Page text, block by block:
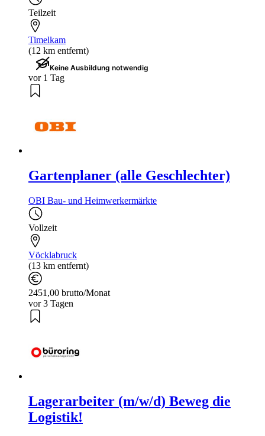
Teilzeit
Timelkam
(12 km entfernt)
Keine Ausbildung notwendig
vor 1 Tag
Gartenplaner (alle Geschlechter)
OBI Bau- und Heimwerkermärkte
Vollzeit
Vöcklabruck
(13 km entfernt)
2451,00 brutto/Monat
vor 3 Tagen
Lagerarbeiter (m/w/d) Beweg die
Logistik!